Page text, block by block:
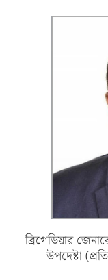
ব্রিগেডিয়ার
উপদেষ্টা